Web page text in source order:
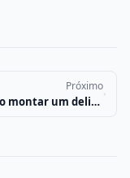
Próximo
Como montar um delivery do zero: guia prático para começar vendendo pelo WhatsApp